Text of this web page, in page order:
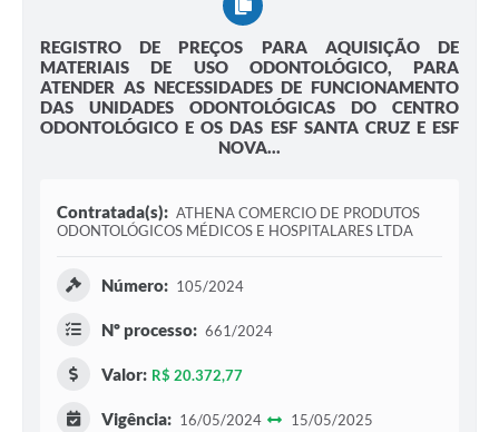
REGISTRO DE PREÇOS PARA AQUISIÇÃO DE
MATERIAIS DE USO ODONTOLÓGICO, PARA
ATENDER AS NECESSIDADES DE FUNCIONAMENTO
DAS UNIDADES ODONTOLÓGICAS DO CENTRO
ODONTOLÓGICO E OS DAS ESF SANTA CRUZ E ESF
NOVA...
Contratada(s): ATHENA COMERCIO DE PRODUTOS
ODONTOLÓGICOS MÉDICOS E HOSPITALARES LTDA
Número: 105/2024
Nº processo: 661/2024
Valor: R$ 20.372,77
Vigência: 16/05/2024 15/05/2025